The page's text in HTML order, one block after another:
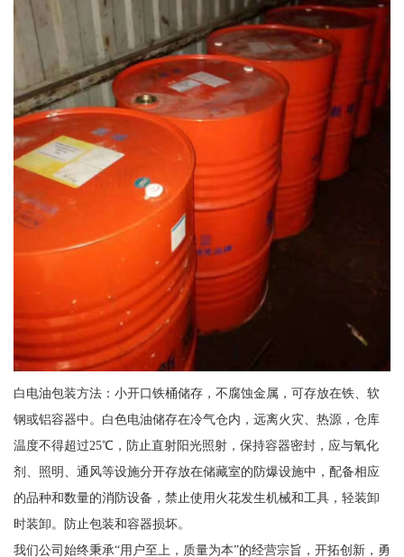
白电油包装方法：小开口铁桶储存，不腐蚀金属，可存放在铁、软
钢或铝容器中。白色电油储存在冷气仓内，远离火灾、热源，仓库
温度不得超过25℃，防止直射阳光照射，保持容器密封，应与氧化
剂、照明、通风等设施分开存放在储藏室的防爆设施中，配备相应
的品种和数量的消防设备，禁止使用火花发生机械和工具，轻装卸
时装卸。防止包装和容器损坏。
我们公司始终秉承“用户至上，质量为本”的经营宗旨，开拓创新，勇